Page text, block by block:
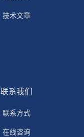
技术文章
联系我们
联系方式
在线咨询